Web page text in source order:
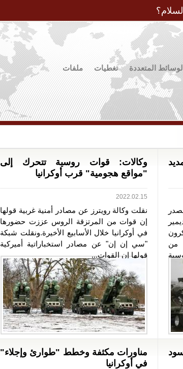
الوسائط المتعددة تغطيات ملفات
من
وكالات: قوات روسية تتحرك إلى
"مواقع هجومية" قرب أوكرانيا
2022.02.15
نقلت وكالة رويترز عن مصادر أمنية غربية قولها
إن قوات من المرتزقة الروس عززت حضورها
في أوكرانيا خلال الأسابيع الأخيرة.ونقلت شبكة
"سي إن إن" عن مصادر استخباراتية أميركية
قولها إن القوات...
مناورات مكثفة وخطط "طوارئ وإجلاء"
في أوكرانيا